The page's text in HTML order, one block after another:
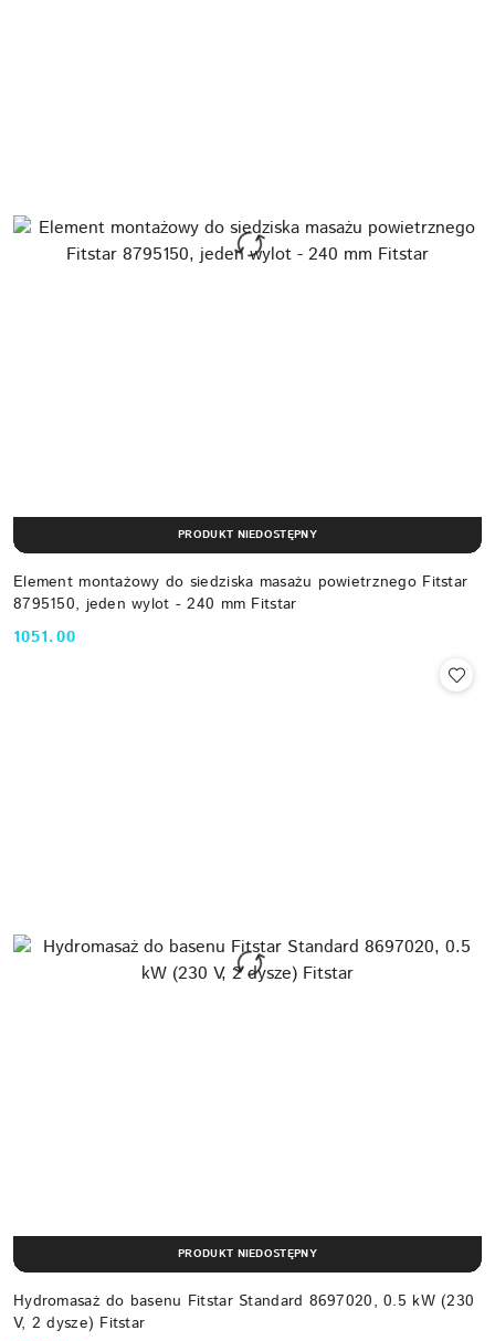
Element montażowy do siedziska masażu powietrznego Fitstar
8795150, jeden wylot - 240 mm Fitstar
Cena:
1051.00
PRODUKT NIEDOSTĘPNY
Hydromasaż do basenu Fitstar Standard 8697020, 0.5 kW (230
V, 2 dysze) Fitstar
PRODUKT NIEDOSTĘPNY